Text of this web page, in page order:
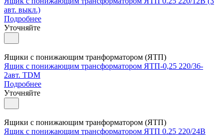
авт. выкл.)
Подробнее
Уточняйте
Ящики с понижающим транформатором (ЯТП)
Ящик с понижающим трансформатором ЯТП-0,25 220/36-
2авт. TDM
Подробнее
Уточняйте
Ящики с понижающим транформатором (ЯТП)
Ящик с понижающим трансформатором ЯТП 0.25 220/24В